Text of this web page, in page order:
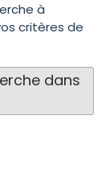
à
critères de
dans